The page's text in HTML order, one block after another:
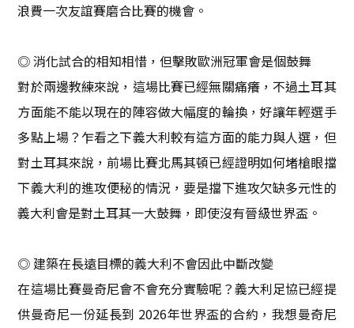
浪費一次友誼賽磨合比賽的機會。
◎ 消化試合的相知相惜，但擊敗歐洲冠軍會是個鼓舞
對於兩邊教練來說，這場比賽已經無關痛癢，不過土耳其
方面能不能以現在的陣容做大幅度的輪換，好讓年輕選手
多點上場？乍看之下義大利較有這方面的能力與人選，但
對土耳其來說，前場比賽北馬其頓已經證明如何堵槍眼擋
下義大利的進攻便秘的情況，要是擋下進攻欠缺多元性的
義大利會是對土耳其一大鼓舞，即使沒有晉級世界盃。
◎ 建築在長遠目標的義大利不會因此中斷改變
在這場比賽曼奇尼會不會充分實驗呢？義大利足協已經提
供曼奇尼一份延長到 2026年世界盃的合約，我想曼奇尼